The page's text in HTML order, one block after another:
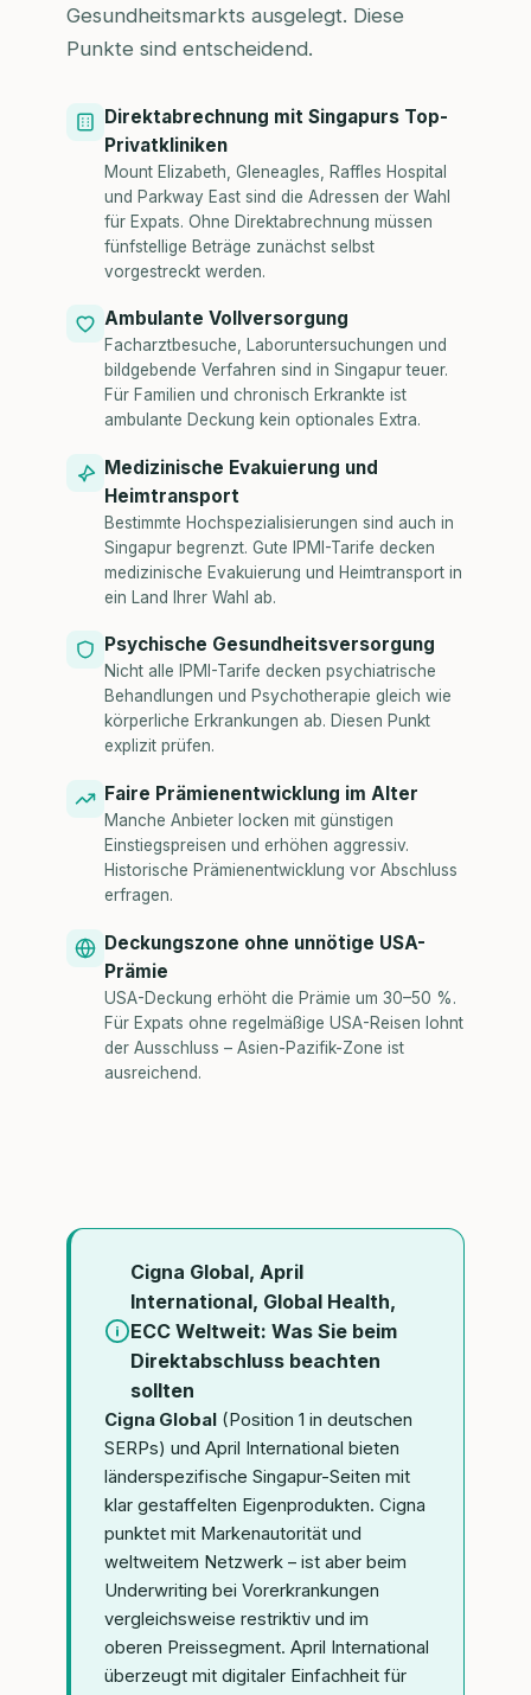
Gesundheitsmarkts ausgelegt. Diese
Punkte sind entscheidend.
Direktabrechnung mit Singapurs Top-
Privatkliniken
Mount Elizabeth, Gleneagles, Raffles Hospital
und Parkway East sind die Adressen der Wahl
für Expats. Ohne Direktabrechnung müssen
fünfstellige Beträge zunächst selbst
vorgestreckt werden.
Ambulante Vollversorgung
Facharztbesuche, Laboruntersuchungen und
bildgebende Verfahren sind in Singapur teuer.
Für Familien und chronisch Erkrankte ist
ambulante Deckung kein optionales Extra.
Medizinische Evakuierung und
Heimtransport
Bestimmte Hochspezialisierungen sind auch in
Singapur begrenzt. Gute IPMI-Tarife decken
medizinische Evakuierung und Heimtransport in
ein Land Ihrer Wahl ab.
Psychische Gesundheitsversorgung
Nicht alle IPMI-Tarife decken psychiatrische
Behandlungen und Psychotherapie gleich wie
körperliche Erkrankungen ab. Diesen Punkt
explizit prüfen.
Faire Prämienentwicklung im Alter
Manche Anbieter locken mit günstigen
Einstiegspreisen und erhöhen aggressiv.
Historische Prämienentwicklung vor Abschluss
erfragen.
Deckungszone ohne unnötige USA-
Prämie
USA-Deckung erhöht die Prämie um 30–50 %.
Für Expats ohne regelmäßige USA-Reisen lohnt
der Ausschluss – Asien-Pazifik-Zone ist
ausreichend.
Cigna Global, April
International, Global Health,
ECC Weltweit: Was Sie beim
Direktabschluss beachten
sollten
Cigna Global (Position 1 in deutschen
SERPs) und April International bieten
länderspezifische Singapur-Seiten mit
klar gestaffelten Eigenprodukten. Cigna
punktet mit Markenautorität und
weltweitem Netzwerk – ist aber beim
Underwriting bei Vorerkrankungen
vergleichsweise restriktiv und im
oberen Preissegment. April International
überzeugt mit digitaler Einfachheit für